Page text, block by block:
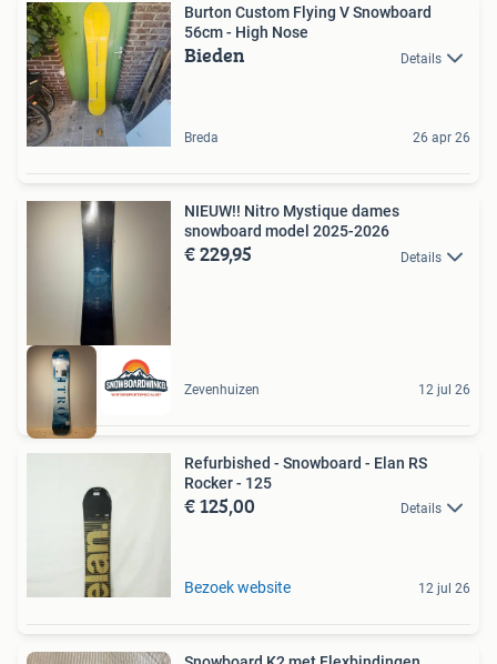
Burton Custom Flying V Snowboard
56cm - High Nose
Bieden Details
Breda 26 apr 26
NIEUW!! Nitro Mystique dames
snowboard model 2025-2026
€ 229,95 Details
Zevenhuizen 12 jul 26
Refurbished - Snowboard - Elan RS
Rocker - 125
€ 125,00 Details
Bezoek website 12 jul 26